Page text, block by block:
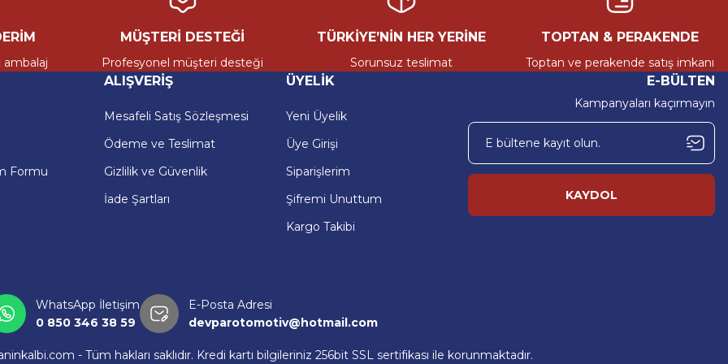
Bu nedenle her siparişi, bir aracın yeniden hayata dönmesine katkı sağlayacak önemli bir adım olarak görüyoruz. Geniş
ağımız sayesinde hem bireysel kullanıcıların hem de servislerin tüm ihtiyaçlarına çözüm sunuyoruz.
hızlı ve kaliteli hizmet sunmak amacıyla kurulmuş öncü bir e-ticaret platformudur. Her marka ve model araca uygun, %100
yedek parçaları en uygun fiyatlarla müşterilerimize ulaştırıyoruz.
Bu nedenle her siparişi, bir aracın yeniden hayata dönmesine katkı sağlayacak önemli bir adım olarak görüyoruz. Geniş
ağımız sayesinde hem bireysel kullanıcıların hem de servislerin tüm ihtiyaçlarına çözüm sunuyoruz.
ambalaj
MÜŞTERİ DESTEĞİ
Profesyonel müşteri desteği
TÜRKİYE’NİN HER YERİNE
Sorunsuz teslimat
TOPTAN & PERAKENDE
Toptan ve perakende satış imkanı
Formu
ALIŞVERİŞ
Mesafeli Satış Sözleşmesi
Ödeme ve Teslimat
Gizlilik ve Güvenlik
İade Şartları
ÜYELİK
Yeni Üyelik
Üye Girişi
Siparişlerim
Şifremi Unuttum
Kargo Takibi
WhatsApp İletişim
0 850 346 38 59
E-Posta Adresi
devparotomotiv@hotmail.com
E-BÜLTEN
Kampanyaları kaçırmayın
KAYDOL
- Tüm hakları saklıdır. Kredi kartı bilgileriniz 256bit SSL sertifikası ile korunmaktadır.